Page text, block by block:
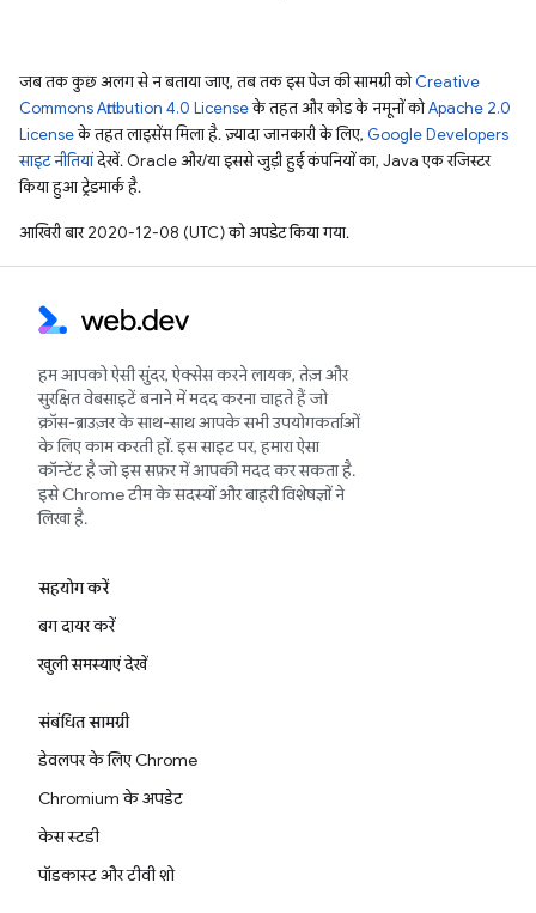
जब तक कुछ अलग से न बताया जाए, तब तक इस पेज की सामग्री कोCreative
Commons Attribution 4.0 Licenseके तहत और कोड के नमूनों कोApache 2.0
Licenseके तहत लाइसेंस मिला है. ज़्यादा जानकारी के लिए, Google Developers
साइट नीतियांदेखें. Oracle और/या इससे जुड़ी हुई कंपनियों का, Java एक रजिस्टर
किया हुआ ट्रेडमार्क है.
आखिरी बार 2020-12-08 (UTC) को अपडेट किया गया.
हम आपको ऐसी सुंदर, ऐक्सेस करने लायक, तेज़ और
सुरक्षित वेबसाइटें बनाने में मदद करना चाहते हैं जो
क्रॉस-ब्राउज़र के साथ-साथ आपके सभी उपयोगकर्ताओं
के लिए काम करती हों. इस साइट पर, हमारा ऐसा
कॉन्टेंट है जो इस सफ़र में आपकी मदद कर सकता है.
इसे Chrome टीम के सदस्यों और बाहरी विशेषज्ञों ने
लिखा है.
सहयोग करें
बग दायर करें
खुली समस्याएं देखें
संबंधित सामग्री
डेवलपर के लिए Chrome
Chromium के अपडेट
केस स्टडी
पॉडकास्ट और टीवी शो